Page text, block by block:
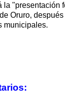
la "presentación
Oruro,
municipales.